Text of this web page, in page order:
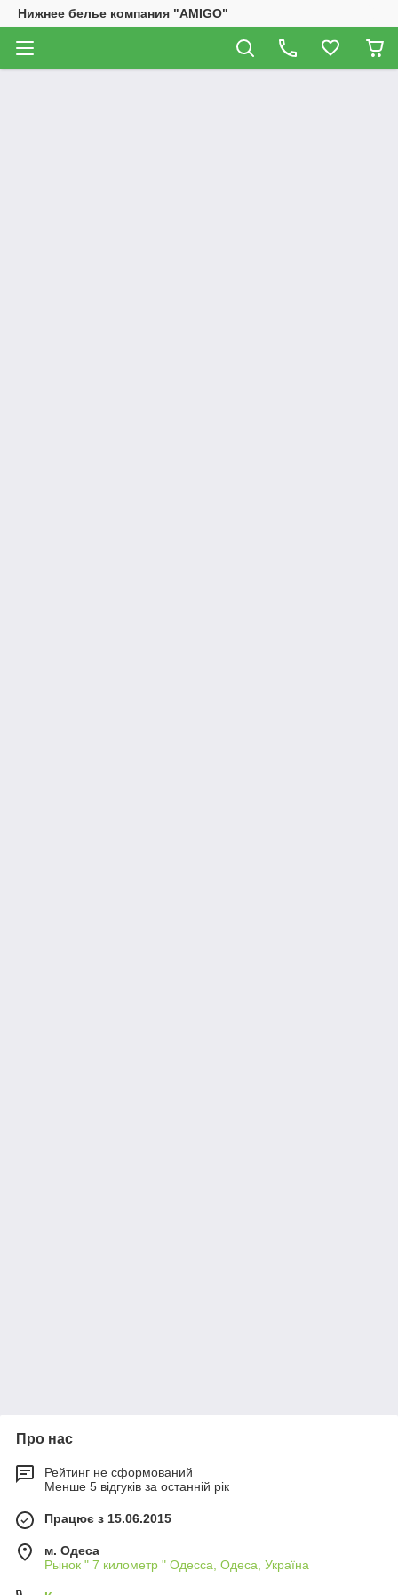
Нижнее белье компания "AMIGO"
Про нас
Рейтинг не сформований
Менше 5 відгуків за останній рік
Працює з 15.06.2015
м. Одеса
Рынок " 7 километр " Одесса, Одеса, Україна